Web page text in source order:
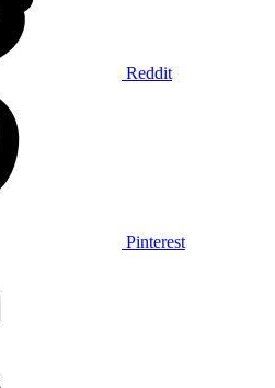
Reddit
Pinterest